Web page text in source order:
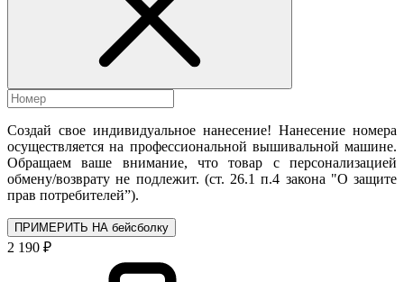
Создай свое индивидуальное нанесение! Нанесение номера
осуществляется на профессиональной вышивальной машине.
Обращаем ваше внимание, что товар с персонализацией
обмену/возврату не подлежит. (ст. 26.1 п.4 закона "О защите
прав потребителей”).
ПРИМЕРИТЬ НА бейсболку
2 190 ₽